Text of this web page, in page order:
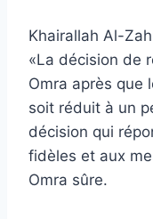
Khairallah Al-
«La décision de
Omra après que
soit réduit à un
décision qui
fidèles et aux
Omra sûre.